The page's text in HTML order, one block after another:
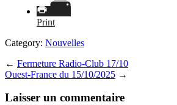
Print
Category: Nouvelles
← Fermeture Radio-Club 17/10
Ouest-France du 15/10/2025 →
Laisser un commentaire